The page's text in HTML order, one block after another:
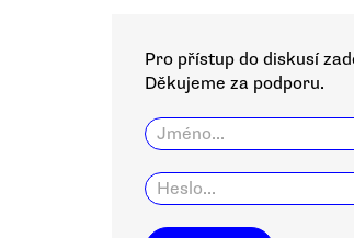
Pro přístup do diskusí
Děkujeme za podporu.